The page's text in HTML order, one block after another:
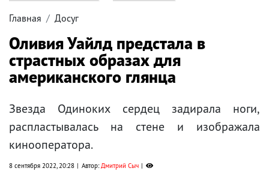
Главная Досуг
Оливия Уайлд предстала в
страстных образах для
американского глянца
Звезда Одиноких сердец задирала ноги,
распластывалась на стене и изображала
кинооператора.
8 сентября 2022, 20:28 Автор:Дмитрий Сыч